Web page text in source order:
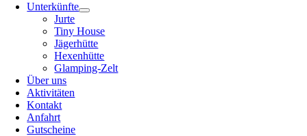
Unterkünfte
Jurte
Tiny House
Jägerhütte
Hexenhütte
Glamping-Zelt
Über uns
Aktivitäten
Kontakt
Anfahrt
Gutscheine